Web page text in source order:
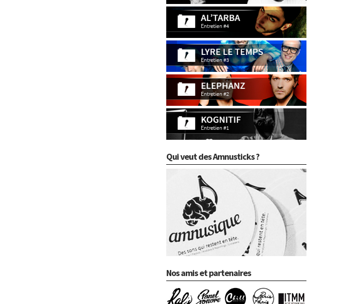
Qui veut des Amnusticks ?
Nos amis et partenaires